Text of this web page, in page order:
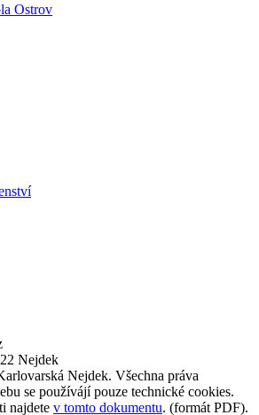
Ostrov
Nejdek
Nejdek. Všechna práva
se používájí pouze technické cookies.
najdete v tomto dokumentu. (formát PDF).